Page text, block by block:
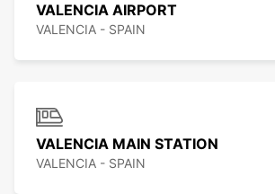
VALENCIA AIRPORT
VALENCIA - SPAIN
VALENCIA MAIN STATION
VALENCIA - SPAIN